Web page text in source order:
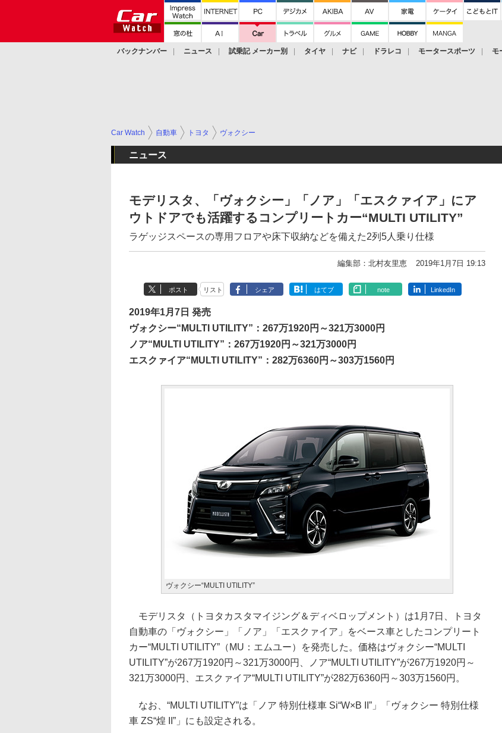
バックナンバー ニュース 試乗記 メーカー別 タイヤ ナビ ドラレコ モータースポーツ モ
Car Watch 自動車 トヨタ ヴォクシー
ニュース
モデリスタ、「ヴォクシー」「ノア」「エスクァイア」にア
ウトドアでも活躍するコンプリートカー“MULTI UTILITY”
ラゲッジスペースの専用フロアや床下収納などを備えた2列5人乗り仕様
編集部：北村友里恵 2019年1月7日 19:13
ポスト リスト シェア はてブ note LinkedIn
2019年1月7日 発売
ヴォクシー“MULTI UTILITY”：267万1920円～321万3000円
ノア“MULTI UTILITY”：267万1920円～321万3000円
エスクァイア“MULTI UTILITY”：282万6360円～303万1560円
ヴォクシー“MULTI UTILITY”
モデリスタ（トヨタカスタマイジング＆ディベロップメント）は1月7日、トヨタ
自動車の「ヴォクシー」「ノア」「エスクァイア」をベース車としたコンプリート
カー“MULTI UTILITY”（MU：エムユー）を発売した。価格はヴォクシー“MULTI
UTILITY”が267万1920円～321万3000円、ノア“MULTI UTILITY”が267万1920円～
321万3000円、エスクァイア“MULTI UTILITY”が282万6360円～303万1560円。
なお、“MULTI UTILITY”は「ノア 特別仕様車 Si“W×B II”」「ヴォクシー 特別仕様
車 ZS“煌 II”」にも設定される。